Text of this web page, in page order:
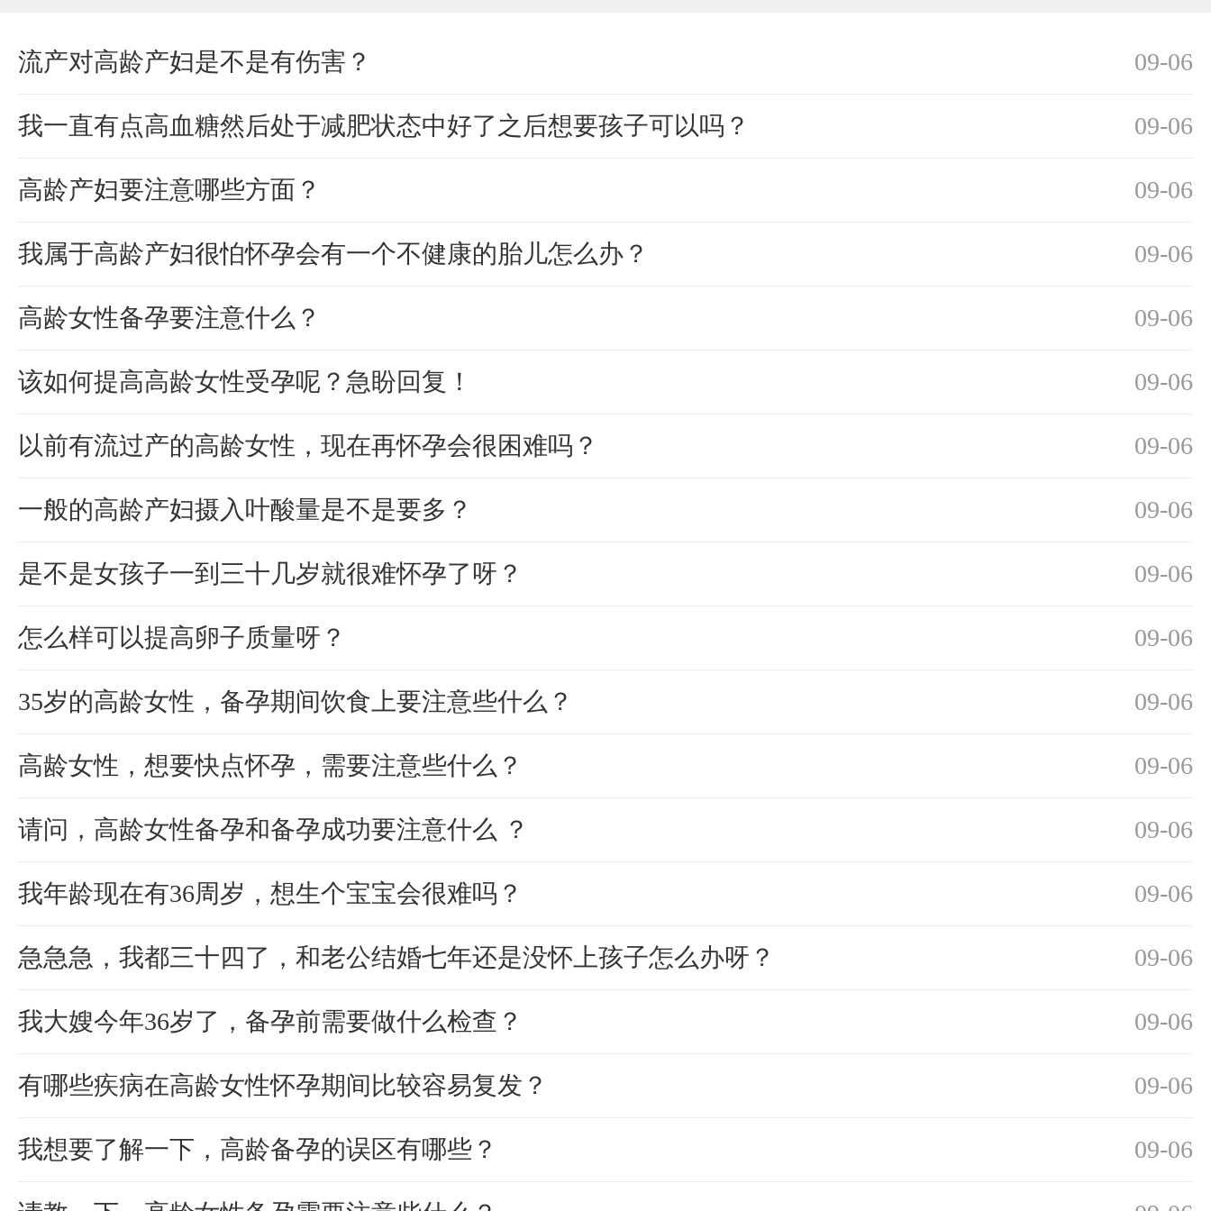
09-06
流产对高龄产妇是不是有伤害？
09-06
我一直有点高血糖然后处于减肥状态中好了之后想要孩子可以吗？
09-06
高龄产妇要注意哪些方面？
09-06
我属于高龄产妇很怕怀孕会有一个不健康的胎儿怎么办？
09-06
高龄女性备孕要注意什么？
09-06
该如何提高高龄女性受孕呢？急盼回复！
09-06
以前有流过产的高龄女性，现在再怀孕会很困难吗？
09-06
一般的高龄产妇摄入叶酸量是不是要多？
09-06
是不是女孩子一到三十几岁就很难怀孕了呀？
09-06
怎么样可以提高卵子质量呀？
09-06
35岁的高龄女性，备孕期间饮食上要注意些什么？
09-06
高龄女性，想要快点怀孕，需要注意些什么？
09-06
请问，高龄女性备孕和备孕成功要注意什么 ？
09-06
我年龄现在有36周岁，想生个宝宝会很难吗？
09-06
急急急，我都三十四了，和老公结婚七年还是没怀上孩子怎么办呀？
09-06
我大嫂今年36岁了，备孕前需要做什么检查？
09-06
有哪些疾病在高龄女性怀孕期间比较容易复发？
09-06
我想要了解一下，高龄备孕的误区有哪些？